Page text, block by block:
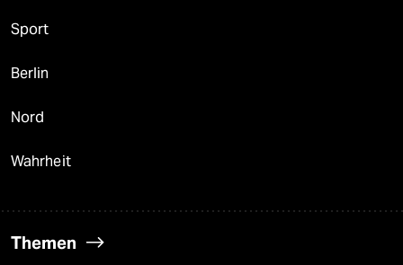
Sport
Berlin
Nord
Wahrheit
Themen